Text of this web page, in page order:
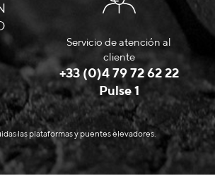
Servicio de atención al
cliente
+33 (0)4 79 72 62 22
Pulse 1
las plataformas y puentes elevadores.